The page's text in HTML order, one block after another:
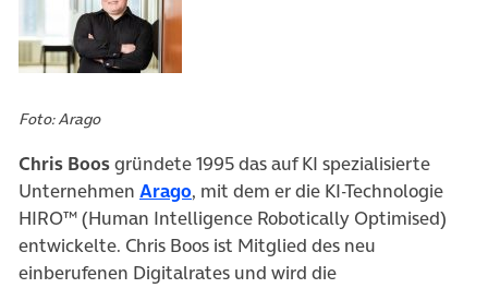
Foto: Arago
Chris Boosgründete 1995 das auf KI spezialisierte
Unternehmen Arago(öffnet in neuem Tab)
, mit dem er die KI-Technologie
HIRO™ (Human Intelligence Robotically Optimised)
entwickelte. Chris Boos ist Mitglied des neu
einberufenen Digitalrates und wird die